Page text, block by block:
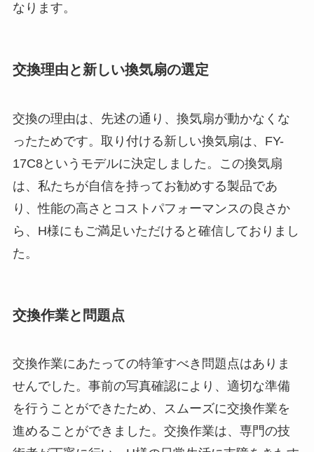
なります。
交換理由と新しい換気扇の選定
交換の理由は、先述の通り、換気扇が動かなくな
ったためです。取り付ける新しい換気扇は、FY-
17C8というモデルに決定しました。この換気扇
は、私たちが自信を持ってお勧めする製品であ
り、性能の高さとコストパフォーマンスの良さか
ら、H様にもご満足いただけると確信しておりまし
た。
交換作業と問題点
交換作業にあたっての特筆すべき問題点はありま
せんでした。事前の写真確認により、適切な準備
を行うことができたため、スムーズに交換作業を
進めることができました。交換作業は、専門の技